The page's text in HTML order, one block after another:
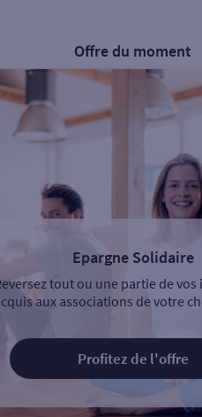
Offre du moment
Epargne Solidaire
tout ou une partie de vos
aux associations de votre
Profitez de l'offre